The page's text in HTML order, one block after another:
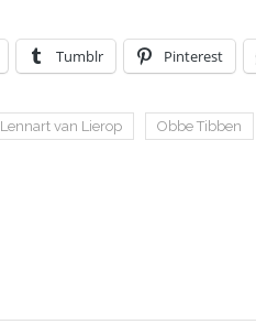
Tumblr Pinterest
Lennart van Lierop Obbe Tibben